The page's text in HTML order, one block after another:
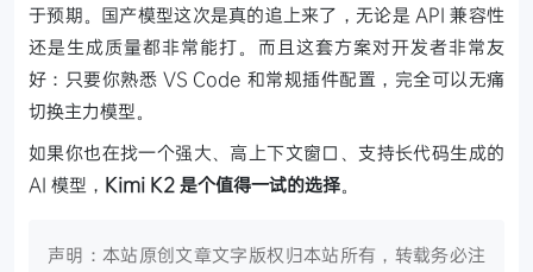
于预期。国产模型这次是真的追上来了，无论是 API 兼容性
还是生成质量都非常能打。而且这套方案对开发者非常友
好：只要你熟悉 VS Code 和常规插件配置，完全可以无痛
切换主力模型。
如果你也在找一个强大、高上下文窗口、支持长代码生成的
AI 模型， Kimi K2 是个值得一试的选择。
声明：本站原创文章文字版权归本站所有，转载务必注